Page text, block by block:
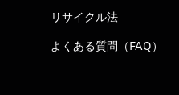
リサイクル法
よくある質問（FAQ）